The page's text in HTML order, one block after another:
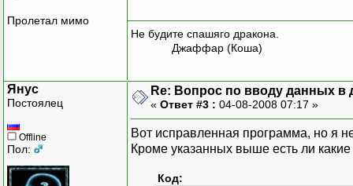
Пролетал мимо
Не будите спашяго дракона.
Джаффар (Коша)
Янус
Постоялец
Offline
Пол:
Re: Вопрос по вводу данных в
« Ответ #3 : 04-08-2008 07:17 »
Вот исправленная программа, но я
Кроме указанных выше есть ли
Код: